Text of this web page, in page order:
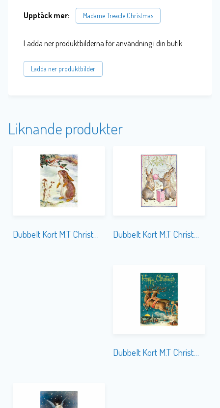
Upptäck mer: Madame Treacle Christmas
Ladda ner produktbilderna för användning i din butik
Ladda ner produktbilder
Liknande produkter
Dubbelt Kort M.T Christmas GT017 Glitter Dubbelt Kort M.T Christmas XM090 Glitter
Dubbelt Kort M.T Christmas GT007 Glitter